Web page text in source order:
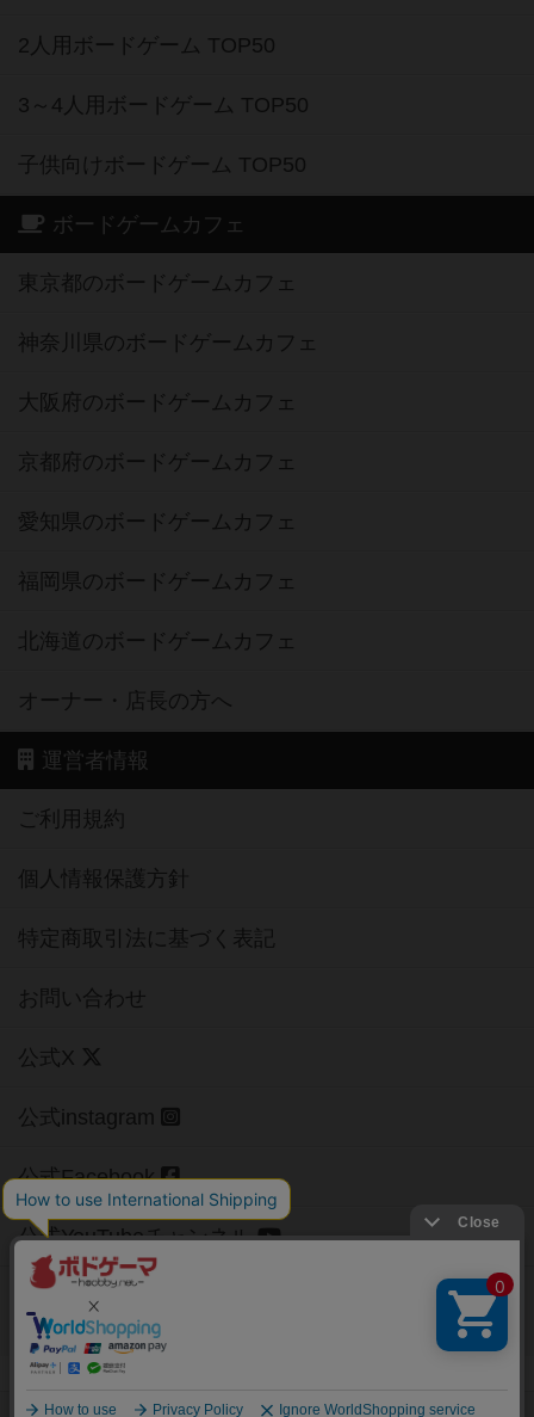
2人用ボードゲーム TOP50
3～4人用ボードゲーム TOP50
子供向けボードゲーム TOP50
ボードゲームカフェ
東京都のボードゲームカフェ
神奈川県のボードゲームカフェ
大阪府のボードゲームカフェ
京都府のボードゲームカフェ
愛知県のボードゲームカフェ
福岡県のボードゲームカフェ
北海道のボードゲームカフェ
オーナー・店長の方へ
運営者情報
ご利用規約
個人情報保護方針
特定商取引法に基づく表記
お問い合わせ
公式X
公式instagram
公式Facebook
公式YouTubeチャンネル